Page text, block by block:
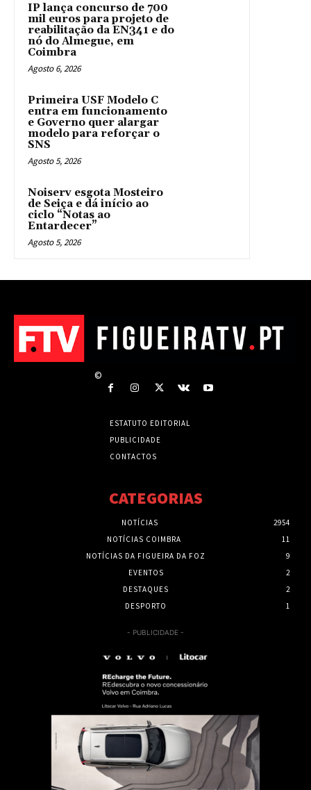
IP lança concurso de 700
mil euros para projeto de
reabilitação da EN341 e do
nó do Almegue, em
Coimbra
Agosto 6, 2026
Primeira USF Modelo C
entra em funcionamento
e Governo quer alargar
modelo para reforçar o
SNS
Agosto 5, 2026
Noiserv esgota Mosteiro
de Seiça e dá início ao
ciclo “Notas ao
Entardecer”
Agosto 5, 2026
©
ESTATUTO EDITORIAL
PUBLICIDADE
CONTACTOS
CATEGORIAS
NOTÍCIAS
2954
NOTÍCIAS COIMBRA
11
NOTÍCIAS DA FIGUEIRA DA FOZ
9
EVENTOS
2
DESTAQUES
2
DESPORTO
1
- PUBLICIDADE -